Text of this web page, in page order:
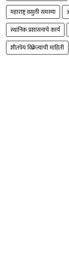
महाराष्ट्र वसुली समस्या
स्थानिक प्रशासनाचे कार्य
शीतपेय विक्रेत्यांची माहिती